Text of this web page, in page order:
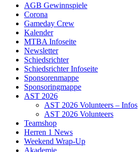
AGB Gewinnspiele
Corona
Gameday Crew
Kalender
MTBA Infoseite
Newsletter
Schiedsrichter
Schiedsrichter Infoseite
Sponsorenmappe
Sponsoringmappe
AST 2026
AST 2026 Volunteers – Infos
AST 2026 Volunteers
Teamshop
Herren 1 News
Weekend Wrap-Up
Akademie